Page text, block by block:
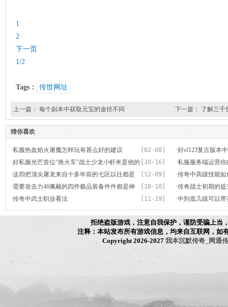
1
2
下一页
1/2
Tags： 传世网址
上一篇： 每个副本中获取元宝的途径不同 下一篇： 了解三千
猜你喜欢
[02-08]
·私服热血焰火屠魔怎样玩有甚么好的建议 ·好sf123复古版本
重盔甲
[10-16]
·好私服光芒首位“推火车”战士少龙小虾米是他的
证婚人
·私服服务端运营
[12-09]
·这四把顶尖屠龙来自十多年前的七区以往都是
珍品系列
·传奇中高级技能如
[10-10]
·需要攻击力46佩戴的四件极品装备件件都是神
装
·传奇战士初期的
[11-19]
·传奇中武士职业看法 ·中到底几级可以带
拒绝盗版游戏，注意自我保护，谨防受骗上当
注释：本站发布所有游戏信息，均来自互联网，如
Copyright 2026-2027 我本沉默传奇_网通